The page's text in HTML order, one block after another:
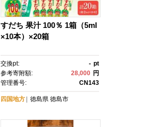
すだち 果汁 100％ 1箱（5ml
×10本）×20箱
交換pt: - pt
参考寄附額:
28,000 円
管理番号:
CN143
四国地方 徳島県 徳島市